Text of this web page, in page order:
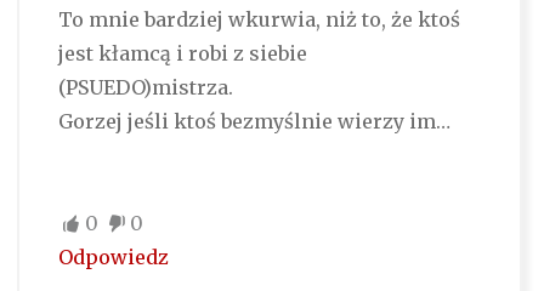
To mnie bardziej wkurwia, niż to, że ktoś
jest kłamcą i robi z siebie
(PSUEDO)mistrza.
Gorzej jeśli ktoś bezmyślnie wierzy im…
0
0
Odpowiedz